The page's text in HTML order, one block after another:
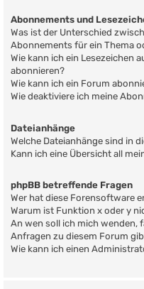
Abonnements und
Was ist der Unterschied
Abonnements für ein Thema
Wie kann ich ein Lesezeichen
abonnieren?
Wie kann ich ein Forum
Wie deaktiviere ich meine
Dateianhänge
Welche Dateianhänge sind in
Kann ich eine Übersicht all
phpBB betreffende Fragen
Wer hat diese Forensoftware
Warum ist Funktion x oder y
An wen soll ich mich wenden,
Anfragen zu diesem Forum
Wie kann ich einen